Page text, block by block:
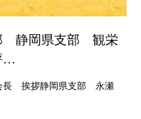
静岡県支部 観栄
…
長 挨拶静岡県支部 永瀬